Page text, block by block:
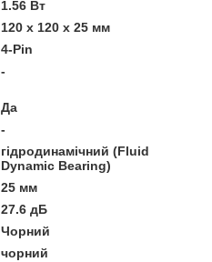
1.56 Вт
120 х 120 х 25 мм
4-Pin
-
Да
-
гідродинамічний (Fluid
Dynamic Bearing)
25 мм
27.6 дБ
Чорний
чорний